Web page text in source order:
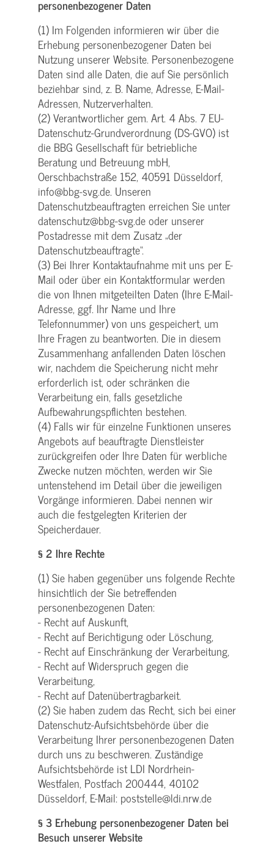
personenbezogener Daten
(1) Im Folgenden informieren wir über die
Erhebung personenbezogener Daten bei
Nutzung unserer Website. Personenbezogene
Daten sind alle Daten, die auf Sie persönlich
beziehbar sind, z. B. Name, Adresse, E-Mail-
Adressen, Nutzerverhalten.
(2) Verantwortlicher gem. Art. 4 Abs. 7 EU-
Datenschutz-Grundverordnung (DS-GVO) ist
die BBG Gesellschaft für betriebliche
Beratung und Betreuung mbH,
Oerschbachstraße 152, 40591 Düsseldorf,
info@bbg-svg.de. Unseren
Datenschutzbeauftragten erreichen Sie unter
datenschutz@bbg-svg.de oder unserer
Postadresse mit dem Zusatz „der
Datenschutzbeauftragte“.
(3) Bei Ihrer Kontaktaufnahme mit uns per E-
Mail oder über ein Kontaktformular werden
die von Ihnen mitgeteilten Daten (Ihre E-Mail-
Adresse, ggf. Ihr Name und Ihre
Telefonnummer) von uns gespeichert, um
Ihre Fragen zu beantworten. Die in diesem
Zusammenhang anfallenden Daten löschen
wir, nachdem die Speicherung nicht mehr
erforderlich ist, oder schränken die
Verarbeitung ein, falls gesetzliche
Aufbewahrungspflichten bestehen.
(4) Falls wir für einzelne Funktionen unseres
Angebots auf beauftragte Dienstleister
zurückgreifen oder Ihre Daten für werbliche
Zwecke nutzen möchten, werden wir Sie
untenstehend im Detail über die jeweiligen
Vorgänge informieren. Dabei nennen wir
auch die festgelegten Kriterien der
Speicherdauer.
§ 2 Ihre Rechte
(1) Sie haben gegenüber uns folgende Rechte
hinsichtlich der Sie betreffenden
personenbezogenen Daten:
- Recht auf Auskunft,
- Recht auf Berichtigung oder Löschung,
- Recht auf Einschränkung der Verarbeitung,
- Recht auf Widerspruch gegen die
Verarbeitung,
- Recht auf Datenübertragbarkeit.
(2) Sie haben zudem das Recht, sich bei einer
Datenschutz-Aufsichtsbehörde über die
Verarbeitung Ihrer personenbezogenen Daten
durch uns zu beschweren. Zuständige
Aufsichtsbehörde ist LDI Nordrhein-
Westfalen, Postfach 200444, 40102
Düsseldorf, E-Mail: poststelle@ldi.nrw.de
§ 3 Erhebung personenbezogener Daten bei
Besuch unserer Website